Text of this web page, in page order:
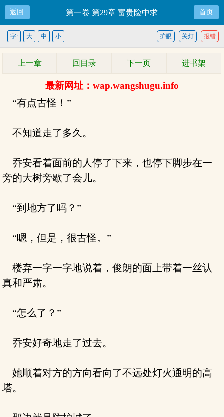
返回 第一卷 第29章 富贵险中求 首页
报错
关灯
护眼
字: 大 中 小
上一章 回目录 下一页 进书架
最新网址：wap.wangshugu.info
“有点古怪！”
不知道走了多久。
乔安看着面前的人停了下来，也停下脚步在一
旁的大树旁歇了会儿。
“到地方了吗？”
“嗯，但是，很古怪。”
楼弃一字一字地说着，俊朗的面上带着一丝认
真和严肃。
“怎么了？”
乔安好奇地走了过去。
她顺着对方的方向看向了不远处灯火通明的高
塔。